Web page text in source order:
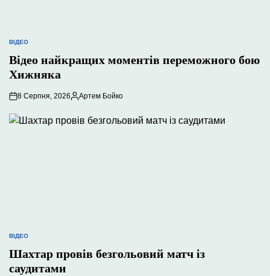
ОПУБЛІКУВАТИ
У
ВІДЕО
Відео найкращих моментів переможного бою
Хижняка
8 Серпня, 2026
Опубліковано
Артем Бойко
ОПУБЛІКУВАТИ
У
ВІДЕО
Шахтар провів безгольовий матч із
саудитами